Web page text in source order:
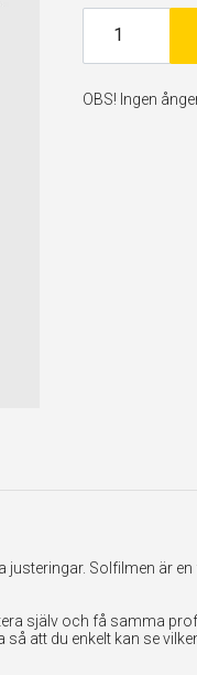
OBS! Ingen
Solfilmen är
själv och få samma
att du enkelt kan se